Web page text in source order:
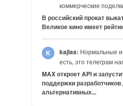
коммерческие
В российский прокат
Великое кино имеет
kajlas: Нормальные и
есть, это телеграм
MAX откроет API и
поддержки
альтернативных...